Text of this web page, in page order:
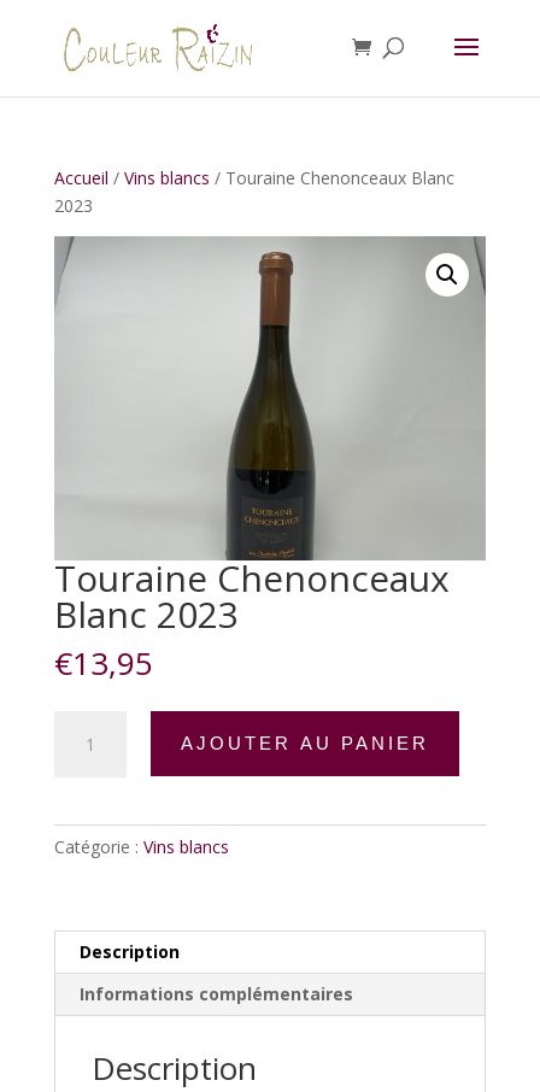
Accueil / Vins blancs / Touraine Chenonceaux Blanc
2023
Touraine Chenonceaux
Blanc 2023
€13,95
AJOUTER AU PANIER
Catégorie : Vins blancs
Description
Informations complémentaires
Description